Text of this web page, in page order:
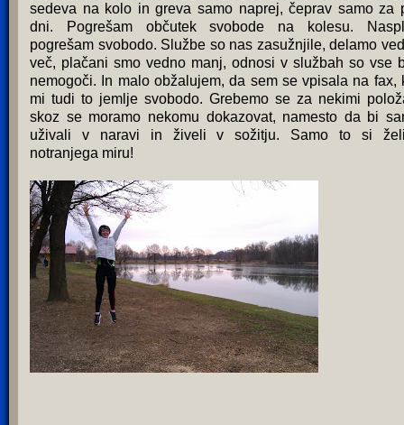
sedeva na kolo in greva samo naprej, čeprav samo za
dni. Pogrešam občutek svobode na kolesu.
pogrešam svobodo. Službe so nas zasužnjile, delamo
več, plačani smo vedno manj, odnosi v službah so vse
nemogoči. In malo obžalujem, da sem se vpisala na fax,
mi tudi to jemlje svobodo. Grebemo se za nekimi
skoz se moramo nekomu dokazovat, namesto da bi
uživali v naravi in živeli v sožitju. Samo to si
notranjega miru!